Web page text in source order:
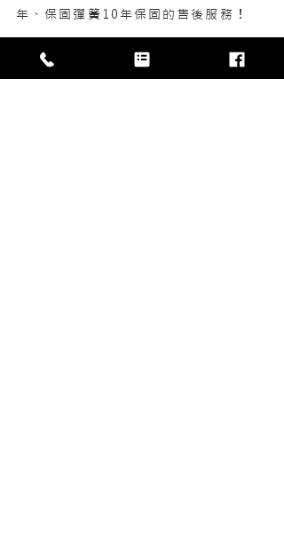
年、保固彈簧10年保固的售後服務！